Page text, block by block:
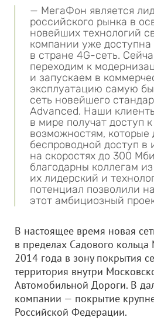
— МегаФон является
российского рынка в
новейших технологий
компании уже
в стране 4G-сеть.
переходим к
и запускаем в
эксплуатацию самую
сеть новейшего
Advanced. Наши
в мире получат доступ
возможностям, которые
беспроводной доступ в
на скоростях до 300
благодарны коллегам
их лидерский и
потенциал позволили
этот амбициозный
В настоящее время новая
в пределах Садового
2014 года в зону покрытия
территория внутри
Автомобильной Дороги. В
компании — покрытие
Российской Федерации.